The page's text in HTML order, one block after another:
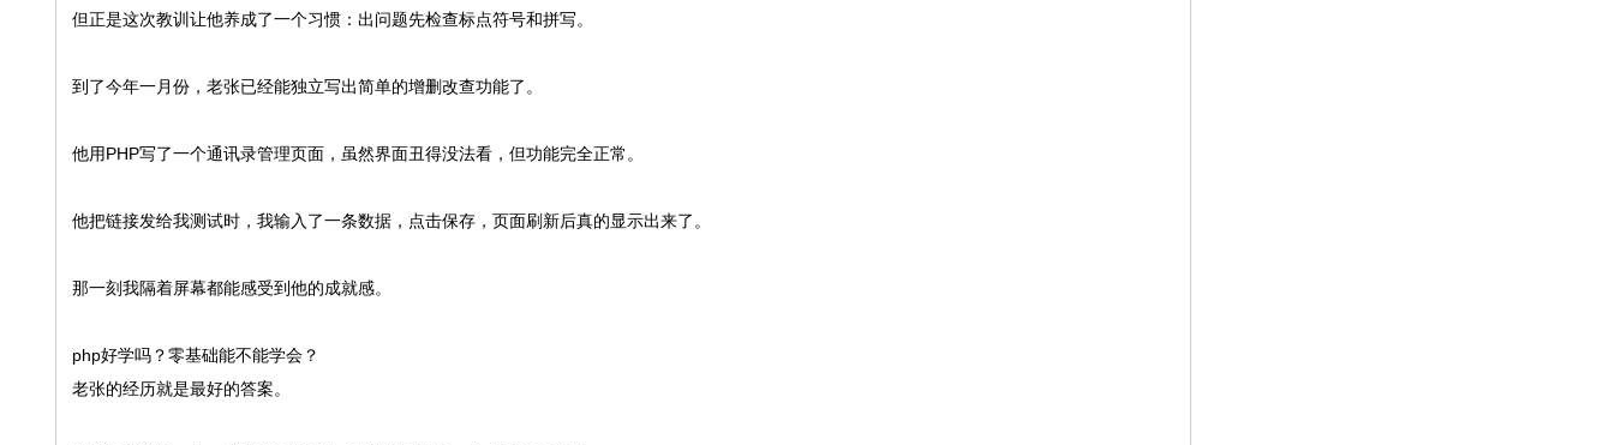
但正是这次教训让他养成了一个习惯：出问题先检查标点符号和拼写。
到了今年一月份，老张已经能独立写出简单的增删改查功能了。
他用PHP写了一个通讯录管理页面，虽然界面丑得没法看，但功能完全正常。
他把链接发给我测试时，我输入了一条数据，点击保存，页面刷新后真的显示出来了。
那一刻我隔着屏幕都能感受到他的成就感。
php好学吗？零基础能不能学会？
老张的经历就是最好的答案。